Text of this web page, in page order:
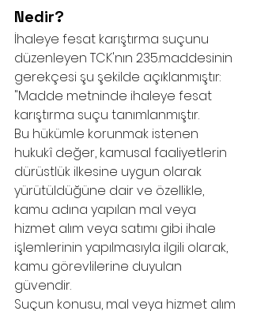
Nedir?
İhaleye fesat karıştırma suçunu
düzenleyen TCK'nın 235.maddesinin
gerekçesi şu şekilde açıklanmıştır:
"Madde metninde ihaleye fesat
karıştırma suçu tanımlanmıştır.
Bu hükümle korunmak istenen
hukukî değer, kamusal faaliyetlerin
dürüstlük ilkesine uygun olarak
yürütüldüğüne dair ve özellikle,
kamu adına yapılan mal veya
hizmet alım veya satımı gibi ihale
işlemlerinin yapılmasıyla ilgili olarak,
kamu görevlilerine duyulan
güvendir.
Suçun konusu, mal veya hizmet alım